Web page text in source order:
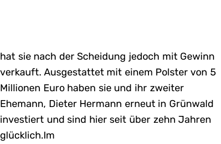
hat sie nach der Scheidung jedoch mit Gewinn
verkauft. Ausgestattet mit einem Polster von 5
Millionen Euro haben sie und ihr zweiter
Ehemann, Dieter Hermann erneut in Grünwald
investiert und sind hier seit über zehn Jahren
glücklich.Im